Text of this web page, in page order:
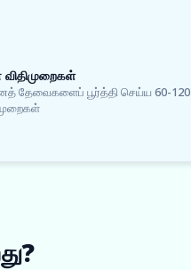
தேவைகளைப் பூர்த்தி செய்ய 60-120